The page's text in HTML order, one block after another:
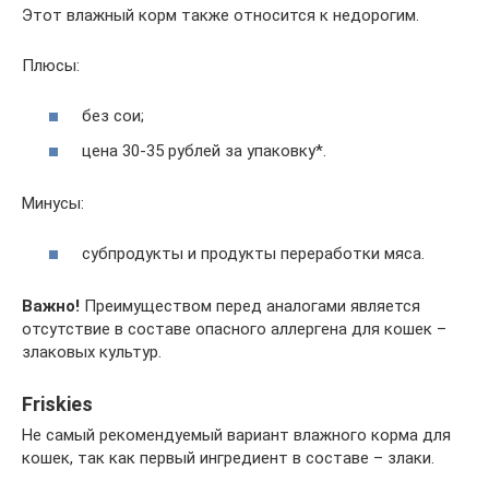
Этот влажный корм также относится к недорогим.
Плюсы:
без сои;
цена 30-35 рублей за упаковку*.
Минусы:
субпродукты и продукты переработки мяса.
Важно! Преимуществом перед аналогами является
отсутствие в составе опасного аллергена для кошек –
злаковых культур.
Friskies
Не самый рекомендуемый вариант влажного корма для
кошек, так как первый ингредиент в составе – злаки.